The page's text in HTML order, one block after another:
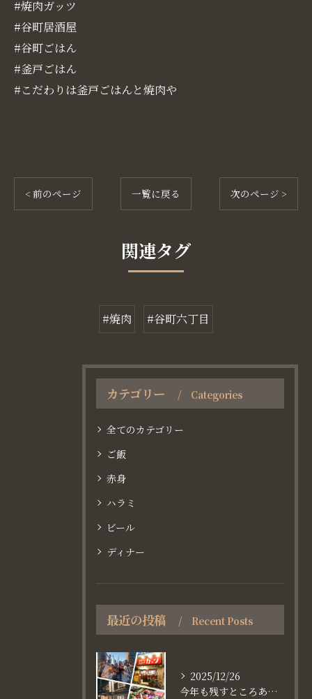
#焼肉ガッツ
#谷町居酒屋
#谷町ごはん
#釜戸ごはん
#こだわりは釜戸ごはんと焼肉や
< 前のページ 一覧に戻る 次のページ >
関連タグ
#焼肉 #谷町六丁目
カテゴリー Categories
全てのカテゴリー
ご飯
赤身
ハラミ
ビール
ディナー
最近の投稿 Recent Posts
2025/12/26
今年も残すところあと、6日。